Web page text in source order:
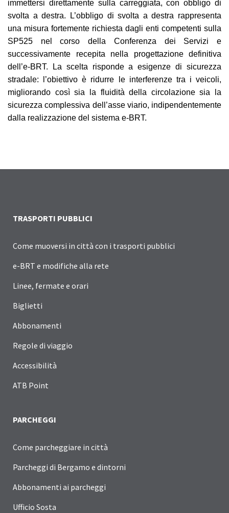
immettersi direttamente sulla carreggiata, con obbligo di
svolta a destra. L’obbligo di svolta a destra rappresenta
una misura fortemente richiesta dagli enti competenti sulla
SP525 nel corso della Conferenza dei Servizi e
successivamente recepita nella progettazione definitiva
dell’e-BRT. La scelta risponde a esigenze di sicurezza
stradale: l’obiettivo è ridurre le interferenze tra i veicoli,
migliorando così sia la fluidità della circolazione sia la
sicurezza complessiva dell’asse viario, indipendentemente
dalla realizzazione del sistema e-BRT.
TRASPORTI PUBBLICI
Come muoversi in città con i trasporti pubblici
e-BRT e modifiche alla rete
Linee, fermate e orari
Biglietti
Abbonamenti
Regole di viaggio
Accessibilità
ATB Point
PARCHEGGI
Come parcheggiare in città
Parcheggi di Bergamo e dintorni
Abbonamenti ai parcheggi
Ufficio Sosta